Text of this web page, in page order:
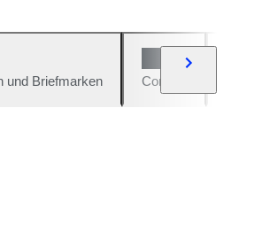
und Briefmarken Comics